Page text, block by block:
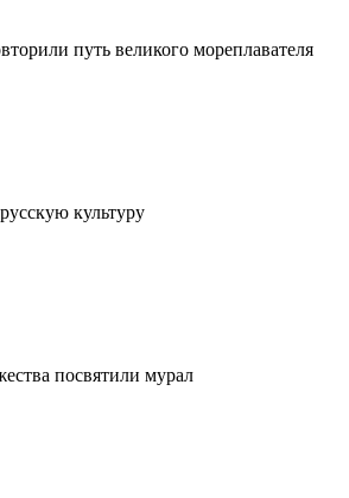
путь великого мореплавателя
культуру
посвятили мурал